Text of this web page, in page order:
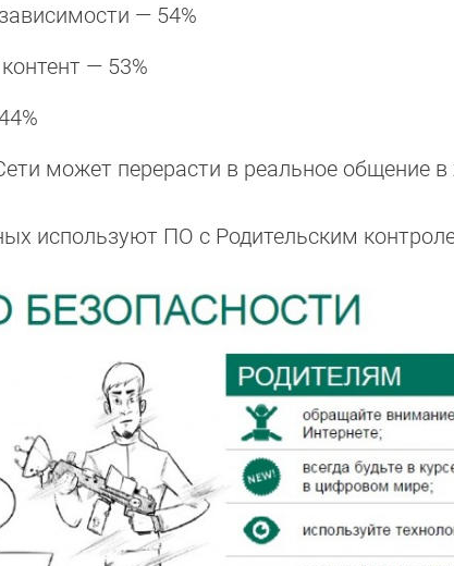
— 54%
— 53%
может перерасти в реальное общение
используют ПО с Родительским